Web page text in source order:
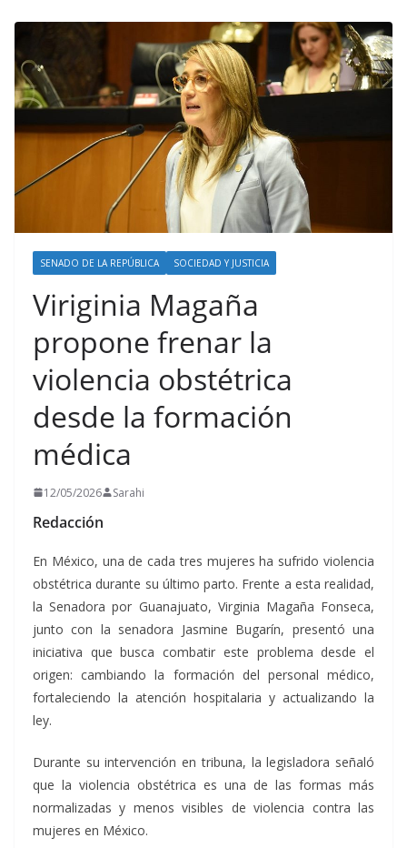
SENADO DE LA REPÚBLICA SOCIEDAD Y JUSTICIA
Viriginia Magaña
propone frenar la
violencia obstétrica
desde la formación
médica
12/05/2026 Sarahi
Redacción
En México, una de cada tres mujeres ha sufrido violencia
obstétrica durante su último parto. Frente a esta realidad,
la Senadora por Guanajuato, Virginia Magaña Fonseca,
junto con la senadora Jasmine Bugarín, presentó una
iniciativa que busca combatir este problema desde el
origen: cambiando la formación del personal médico,
fortaleciendo la atención hospitalaria y actualizando la
ley.
Durante su intervención en tribuna, la legisladora señaló
que la violencia obstétrica es una de las formas más
normalizadas y menos visibles de violencia contra las
mujeres en México.